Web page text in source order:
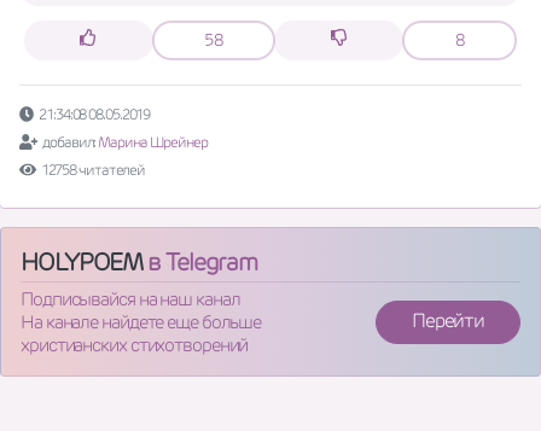
58 8
21:34:08 08.05.2019
добавил:Марина Шрейнер
12758 читателей
HOLYPOEMв Telegram
Подписывайся на наш канал
На канале найдете еще больше
христианских стихотворений
Перейти